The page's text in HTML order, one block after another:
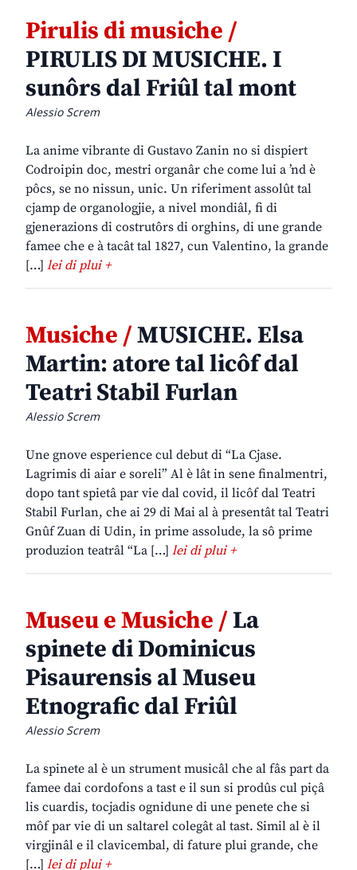
Pirulis di musiche /
PIRULIS DI MUSICHE. I
sunôrs dal Friûl tal mont
Alessio Screm
La anime vibrante di Gustavo Zanin no si dispiert
Codroipin doc, mestri organâr che come lui a ’nd è
pôcs, se no nissun, unic. Un riferiment assolût tal
cjamp de organologjie, a nivel mondiâl, fi di
gjenerazions di costrutôrs di orghins, di une grande
famee che e à tacât tal 1827, cun Valentino, la grande
[…] lei di plui +
Musiche /MUSICHE. Elsa
Martin: atore tal licôf dal
Teatri Stabil Furlan
Alessio Screm
Une gnove esperience cul debut di “La Cjase.
Lagrimis di aiar e soreli” Al è lât in sene finalmentri,
dopo tant spietâ par vie dal covid, il licôf dal Teatri
Stabil Furlan, che ai 29 di Mai al à presentât tal Teatri
Gnûf Zuan di Udin, in prime assolude, la sô prime
produzion teatrâl “La […] lei di plui +
Museu e Musiche /La
spinete di Dominicus
Pisaurensis al Museu
Etnografic dal Friûl
Alessio Screm
La spinete al è un strument musicâl che al fâs part da
famee dai cordofons a tast e il sun si prodûs cul piçâ
lis cuardis, tocjadis ognidune di une penete che si
môf par vie di un saltarel colegât al tast. Simil al è il
virgjinâl e il clavicembal, di fature plui grande, che
[…] lei di plui +